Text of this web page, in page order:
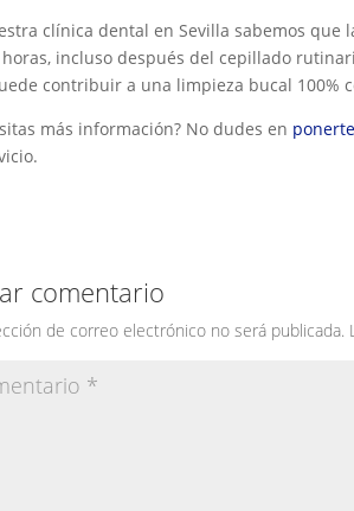
clínica dental en Sevilla sabemos
horas, incluso después del cepillado
contribuir a una limpieza bucal 100%
más información? No dudes en
comentario
de correo electrónico no será publicada.